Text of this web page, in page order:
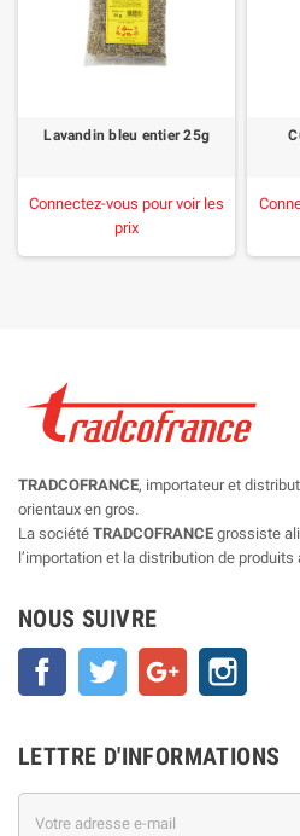
Lavandin bleu entier 25g
Connectez-vous pour voir les
prix
TRADCOFRANCE, importateur et
orientaux en gros.
La société TRADCOFRANCE grossiste
l’importation et la distribution de
NOUS SUIVRE
Facebook Twitter Google+
LETTRE D'INFORMATIONS